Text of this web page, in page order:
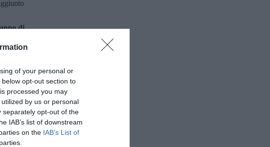
of your personal or
opt-out section to
processed you may
by us or personal
separately opt-out of the
IAB’s list of downstream
on the IAB’s List of
di
ha
dei
fonti